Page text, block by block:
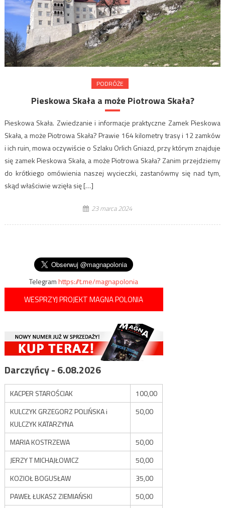
PODRÓŻE
Pieskowa Skała a może Piotrowa Skała?
Pieskowa Skała. Zwiedzanie i informacje praktyczne Zamek Pieskowa
Skała, a może Piotrowa Skała? Prawie 164 kilometry trasy i 12 zamków
i ich ruin, mowa oczywiście o Szlaku Orlich Gniazd, przy którym znajduje
się zamek Pieskowa Skała, a może Piotrowa Skała? Zanim przejdziemy
do krótkiego omówienia naszej wycieczki, zastanówmy się nad tym,
skąd właściwie wzięła się […]
23 marca 2024
Telegramhttps://t.me/magnapolonia
WESPRZYJ PROJEKT MAGNA POLONIA
Darczyńcy - 6.08.2026
KACPER STAROŚCIAK
100,00
KULCZYK GRZEGORZ POLIŃSKA i
KULCZYK KATARZYNA
50,00
MARIA KOSTRZEWA
50,00
JERZY T MICHAJŁOWICZ
50,00
KOZIOŁ BOGUSŁAW
35,00
PAWEŁ ŁUKASZ ZIEMIAŃSKI
50,00